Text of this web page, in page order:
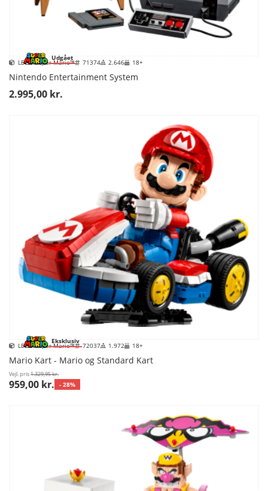
Udgået
LEGO Super Mario™ 71374 2.646 18+
Nintendo Entertainment System
2.995,00 kr.
Eksklusiv
LEGO Super Mario™ 72037 1.972 18+
Mario Kart - Mario og Standard Kart
Vejl. pris1.329,95 kr.
959,00 kr. - 28%